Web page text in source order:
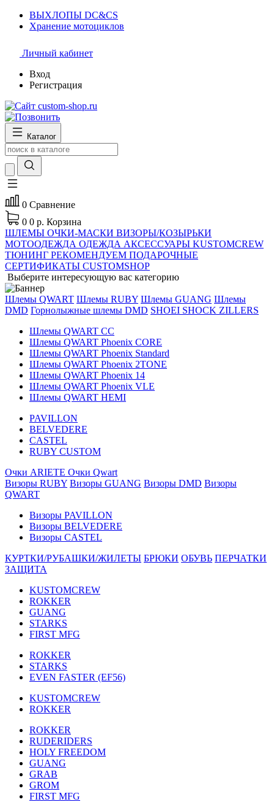
ВЫХЛОПЫ DC&CS
Хранение мотоциклов
Личный кабинет
Вход
Регистрация
Каталог
0 Сравнение
0 0 р. Корзина
ШЛЕМЫ ОЧКИ-МАСКИ ВИЗОРЫ/КОЗЫРЬКИ
МОТООДЕЖДА ОДЕЖДА АКСЕССУАРЫ KUSTOMCREW
ТЮНИНГ РЕКОМЕНДУЕМ ПОДАРОЧНЫЕ
СЕРТИФИКАТЫ CUSTOMSHOP
Выберите интересующую вас категорию
Шлемы QWART Шлемы RUBY Шлемы GUANG Шлемы
DMD Горнолыжные шлемы DMD SHOEI SHOCK ZILLERS
Шлемы QWART CC
Шлемы QWART Phoenix CORE
Шлемы QWART Phoenix Standard
Шлемы QWART Phoenix 2TONE
Шлемы QWART Phoenix 14
Шлемы QWART Phoenix VLE
Шлемы QWART HEMI
PAVILLON
BELVEDERE
CASTEL
RUBY CUSTOM
Очки ARIETE Очки Qwart
Визоры RUBY Визоры GUANG Визоры DMD Визоры
QWART
Визоры PAVILLON
Визоры BELVEDERE
Визоры CASTEL
КУРТКИ/РУБАШКИ/ЖИЛЕТЫ БРЮКИ ОБУВЬ ПЕРЧАТКИ
ЗАЩИТА
KUSTOMCREW
ROKKER
GUANG
STARKS
FIRST MFG
ROKKER
STARKS
EVEN FASTER (EF56)
KUSTOMCREW
ROKKER
ROKKER
RUDERIDERS
HOLY FREEDOM
GUANG
GRAB
GROM
FIRST MFG